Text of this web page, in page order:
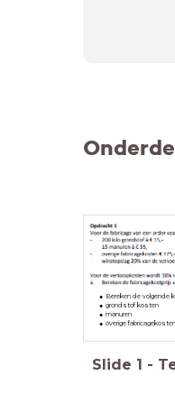
Bereken de volgende
grondstof kosten
manuren
overige fabricagekosten
Slide 1 -